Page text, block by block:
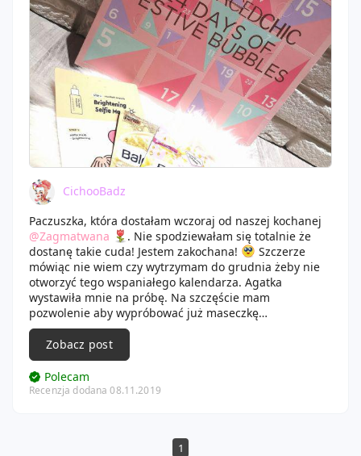
CichooBadz
Paczuszka, która dostałam wczoraj od naszej kochanej
@Zagmatwana
. Nie spodziewałam się totalnie że
dostanę takie cuda! Jestem zakochana!
Szczerze
mówiąc nie wiem czy wytrzymam do grudnia żeby nie
otworzyć tego wspaniałego kalendarza. Agatka
wystawiła mnie na próbę. Na szczęście mam
pozwolenie aby wypróbować już maseczkę
rozjasniajaca oraz wspanialy produkt do wanny z Balea.
Odkąd mam już swoją łazienkę to nie biorę kąpieli bez
żadnego przyjemnego produktu. Pewnie dlatego ten
kalendarz.
ciekawi, jeszcze nie miałam z nią do czynienia. Nie
Zobacz post
Polecam
Recenzja dodana 08.11.2019
1